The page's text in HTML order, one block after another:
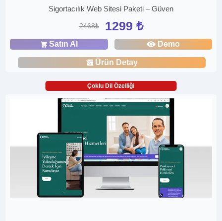
Sigortacılık Web Sitesi Paketi – Güven
2468₺ 1299 ₺
Satın Al Demo
Ürün Detay
Çoklu Dil Özelliği